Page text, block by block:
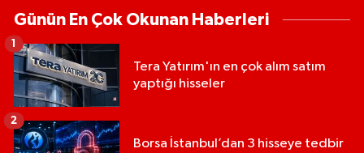
Günün En Çok Okunan Haberleri
Tera Yatırım'ın en çok alım satım
yaptığı hisseler
1
Borsa İstanbul’dan 3 hisseye tedbir
2